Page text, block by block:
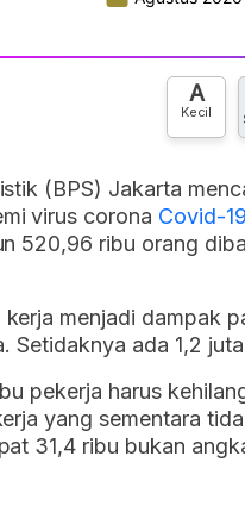
A
Kecil
(BPS) Jakarta
virus corona Covid-19
520,96 ribu orang
kerja menjadi dampak
Setidaknya ada 1,2
pekerja harus
yang sementara
31,4 ribu bukan